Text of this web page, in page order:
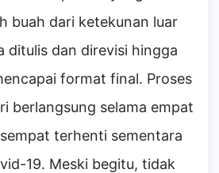
buah dari ketekunan luar
ditulis dan direvisi hingga
format final. Proses
berlangsung selama empat
terhenti sementara
19. Meski begitu, tidak